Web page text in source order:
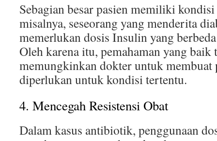
Sebagian besar pasien memiliki
misalnya, seseorang yang menderita
memerlukan dosis Insulin yang
Oleh karena itu, pemahaman yang baik
memungkinkan dokter untuk membuat
diperlukan untuk kondisi tertentu.
4. Mencegah Resistensi Obat
Dalam kasus antibiotik, penggunaan